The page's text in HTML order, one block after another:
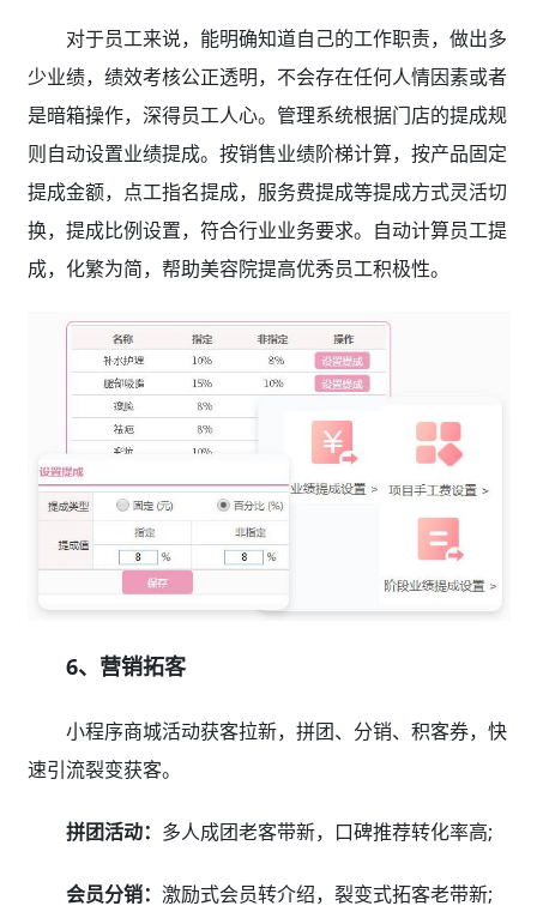
对于员工来说，能明确知道自己的工作职责，做出多
少业绩，绩效考核公正透明，不会存在任何人情因素或者
是暗箱操作，深得员工人心。管理系统根据门店的提成规
则自动设置业绩提成。按销售业绩阶梯计算，按产品固定
提成金额，点工指名提成，服务费提成等提成方式灵活切
换，提成比例设置，符合行业业务要求。自动计算员工提
成，化繁为简，帮助美容院提高优秀员工积极性。
6、营销拓客
小程序商城活动获客拉新，拼团、分销、积客券，快
速引流裂变获客。
拼团活动： 多人成团老客带新，口碑推荐转化率高;
会员分销： 激励式会员转介绍，裂变式拓客老带新;